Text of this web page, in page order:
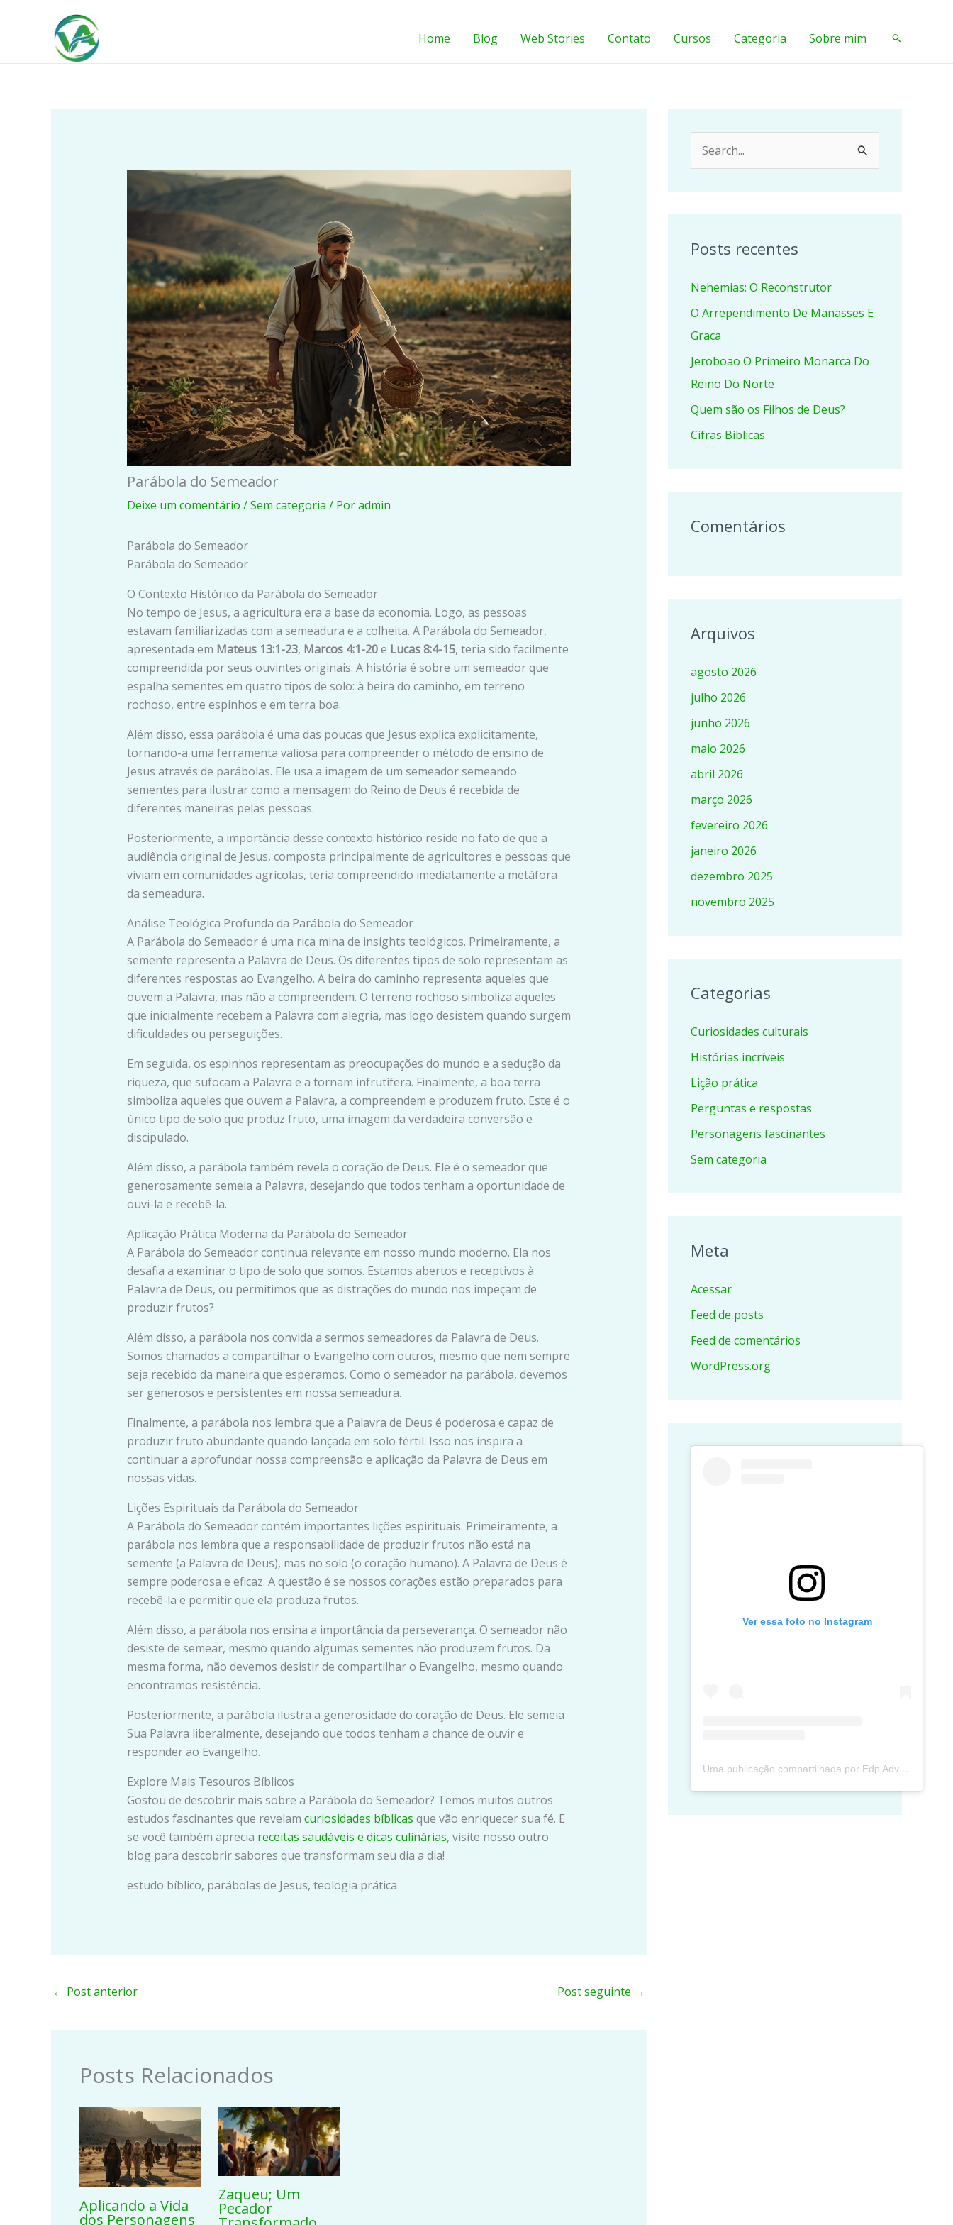
Home Blog Web Stories Contato Cursos Categoria Sobre mim Pesquisar
Parábola do Semeador
Deixe um comentário /Sem categoria / Poradmin
Parábola do Semeador
Parábola do Semeador
O Contexto Histórico da Parábola do Semeador
No tempo de Jesus, a agricultura era a base da economia. Logo, as pessoas
estavam familiarizadas com a semeadura e a colheita. A Parábola do Semeador,
apresentada em Mateus 13:1-23, Marcos 4:1-20e Lucas 8:4-15, teria sido facilmente
compreendida por seus ouvintes originais. A história é sobre um semeador que
espalha sementes em quatro tipos de solo: à beira do caminho, em terreno
rochoso, entre espinhos e em terra boa.
Além disso, essa parábola é uma das poucas que Jesus explica explicitamente,
tornando-a uma ferramenta valiosa para compreender o método de ensino de
Jesus através de parábolas. Ele usa a imagem de um semeador semeando
sementes para ilustrar como a mensagem do Reino de Deus é recebida de
diferentes maneiras pelas pessoas.
Posteriormente, a importância desse contexto histórico reside no fato de que a
audiência original de Jesus, composta principalmente de agricultores e pessoas que
viviam em comunidades agrícolas, teria compreendido imediatamente a metáfora
da semeadura.
Análise Teológica Profunda da Parábola do Semeador
A Parábola do Semeador é uma rica mina de insights teológicos. Primeiramente, a
semente representa a Palavra de Deus. Os diferentes tipos de solo representam as
diferentes respostas ao Evangelho. A beira do caminho representa aqueles que
ouvem a Palavra, mas não a compreendem. O terreno rochoso simboliza aqueles
que inicialmente recebem a Palavra com alegria, mas logo desistem quando surgem
dificuldades ou perseguições.
Em seguida, os espinhos representam as preocupações do mundo e a sedução da
riqueza, que sufocam a Palavra e a tornam infrutífera. Finalmente, a boa terra
simboliza aqueles que ouvem a Palavra, a compreendem e produzem fruto. Este é o
único tipo de solo que produz fruto, uma imagem da verdadeira conversão e
discipulado.
Além disso, a parábola também revela o coração de Deus. Ele é o semeador que
generosamente semeia a Palavra, desejando que todos tenham a oportunidade de
ouvi-la e recebê-la.
Aplicação Prática Moderna da Parábola do Semeador
A Parábola do Semeador continua relevante em nosso mundo moderno. Ela nos
desafia a examinar o tipo de solo que somos. Estamos abertos e receptivos à
Palavra de Deus, ou permitimos que as distrações do mundo nos impeçam de
produzir frutos?
Além disso, a parábola nos convida a sermos semeadores da Palavra de Deus.
Somos chamados a compartilhar o Evangelho com outros, mesmo que nem sempre
seja recebido da maneira que esperamos. Como o semeador na parábola, devemos
ser generosos e persistentes em nossa semeadura.
Finalmente, a parábola nos lembra que a Palavra de Deus é poderosa e capaz de
produzir fruto abundante quando lançada em solo fértil. Isso nos inspira a
continuar a aprofundar nossa compreensão e aplicação da Palavra de Deus em
nossas vidas.
Lições Espirituais da Parábola do Semeador
A Parábola do Semeador contém importantes lições espirituais. Primeiramente, a
parábola nos lembra que a responsabilidade de produzir frutos não está na
semente (a Palavra de Deus), mas no solo (o coração humano). A Palavra de Deus é
sempre poderosa e eficaz. A questão é se nossos corações estão preparados para
recebê-la e permitir que ela produza frutos.
Além disso, a parábola nos ensina a importância da perseverança. O semeador não
desiste de semear, mesmo quando algumas sementes não produzem frutos. Da
mesma forma, não devemos desistir de compartilhar o Evangelho, mesmo quando
encontramos resistência.
Posteriormente, a parábola ilustra a generosidade do coração de Deus. Ele semeia
Sua Palavra liberalmente, desejando que todos tenham a chance de ouvir e
responder ao Evangelho.
Explore Mais Tesouros Bíblicos
Gostou de descobrir mais sobre a Parábola do Semeador? Temos muitos outros
estudos fascinantes que revelam curiosidades bíblicas que vão enriquecer sua fé. E
se você também aprecia receitas saudáveis e dicas culinárias, visite nosso outro
blog para descobrir sabores que transformam seu dia a dia!
estudo bíblico, parábolas de Jesus, teologia prática
← Post anterior Post seguinte →
Posts Relacionados
Aplicando a Vida
dos Personagens
Zaqueu; Um
Pecador
u
s
a
r
p
o
r
Posts recentes
Nehemias: O Reconstrutor
O Arrependimento De Manasses E
Graca
Jeroboao O Primeiro Monarca Do
Reino Do Norte
Quem são os Filhos de Deus?
Cifras Bíblicas
Comentários
Arquivos
agosto 2026
julho 2026
junho 2026
maio 2026
abril 2026
março 2026
fevereiro 2026
janeiro 2026
dezembro 2025
novembro 2025
Categorias
Curiosidades culturais
Histórias incríveis
Lição prática
Perguntas e respostas
Personagens fascinantes
Sem categoria
Meta
Acessar
Feed de posts
Feed de comentários
WordPress.org
Ver essa foto no Instagram
Uma publicação compartilhada por Edp Advec Posse (@edpadvecposse)